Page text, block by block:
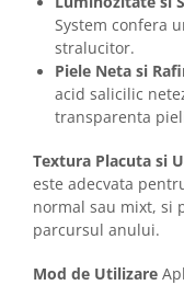
System confera
stralucitor.
Piele Neta si
acid salicilic
transparenta
Textura Placuta si
este adecvata
normal sau mixt, si
parcursul anului.
Mod de Utilizare